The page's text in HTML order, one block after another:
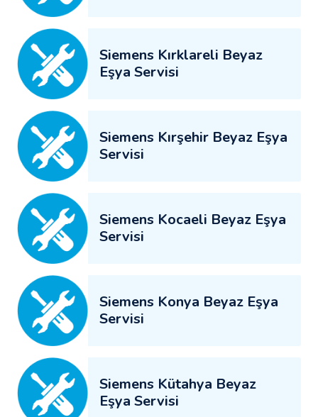
Siemens Kırklareli Beyaz
Eşya Servisi
Siemens Kırşehir Beyaz Eşya
Servisi
Siemens Kocaeli Beyaz Eşya
Servisi
Siemens Konya Beyaz Eşya
Servisi
Siemens Kütahya Beyaz
Eşya Servisi